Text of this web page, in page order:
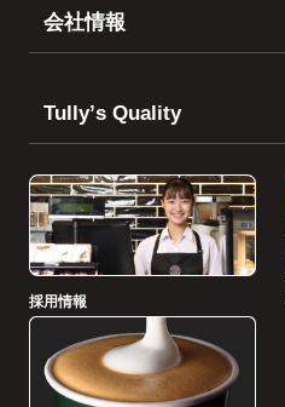
会社情報
Tullyʼs Quality
採用情報